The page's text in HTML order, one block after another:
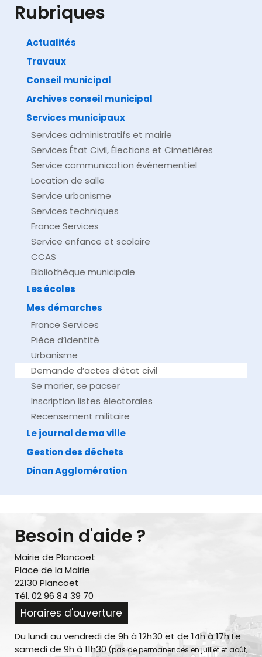
Direction de l'information légale et administrative
Rubriques
Actualités
Travaux
Conseil municipal
Archives conseil municipal
Services municipaux
Services administratifs et mairie
Services État Civil, Élections et Cimetières
Service communication événementiel
Location de salle
Service urbanisme
Services techniques
France Services
Service enfance et scolaire
CCAS
Bibliothèque municipale
Les écoles
Mes démarches
France Services
Pièce d’identité
Urbanisme
Demande d’actes d’état civil
Se marier, se pacser
Inscription listes électorales
Recensement militaire
Le journal de ma ville
Gestion des déchets
Dinan Agglomération
Besoin d'aide ?
Mairie de Plancoët
Place de la Mairie
22130 Plancoët
Tél. 02 96 84 39 70
Horaires d'ouverture
Du lundi au vendredi de 9h à 12h30 et de 14h à 17h Le
samedi de 9h à 11h30 (pas de permanences en juillet et août,